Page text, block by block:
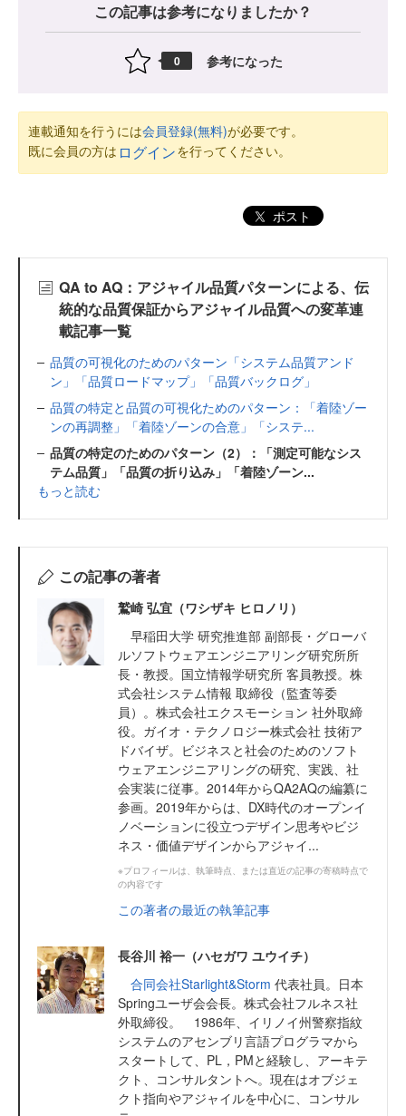
この記事は参考になりましたか？
0 参考になった
連載通知を行うには会員登録(無料)が必要です。
既に会員の方は ログインを行ってください。
ポスト
QA to AQ：アジャイル品質パターンによる、伝
統的な品質保証からアジャイル品質への変革連
載記事一覧
品質の可視化のためのパターン「システム品質アンド
ン」「品質ロードマップ」「品質バックログ」
品質の特定と品質の可視化ためのパターン：「着陸ゾー
ンの再調整」「着陸ゾーンの合意」「システ...
品質の特定のためのパターン（2）：「測定可能なシス
テム品質」「品質の折り込み」「着陸ゾーン...
もっと読む
この記事の著者
鷲崎 弘宜（ワシザキ ヒロノリ）
早稲田大学 研究推進部 副部長・グローバ
ルソフトウェアエンジニアリング研究所所
長・教授。国立情報学研究所 客員教授。株
式会社システム情報 取締役（監査等委
員）。株式会社エクスモーション 社外取締
役。ガイオ・テクノロジー株式会社 技術ア
ドバイザ。ビジネスと社会のためのソフト
ウェアエンジニアリングの研究、実践、社
会実装に従事。2014年からQA2AQの編纂に
参画。2019年からは、DX時代のオープンイ
ノベーションに役立つデザイン思考やビジ
ネス・価値デザインからアジャイ...
※プロフィールは、執筆時点、または直近の記事の寄稿時点で
の内容です
この著者の最近の執筆記事
長谷川 裕一（ハセガワ ユウイチ）
合同会社Starlight&Storm 代表社員。日本
Springユーザ会会長。株式会社フルネス社
外取締役。 1986年、イリノイ州警察指紋
システムのアセンブリ言語プログラマから
スタートして、PL，PMと経験し、アーキテ
クト、コンサルタントへ。現在はオブジェ
クト指向やアジャイルを中心に、コンサル